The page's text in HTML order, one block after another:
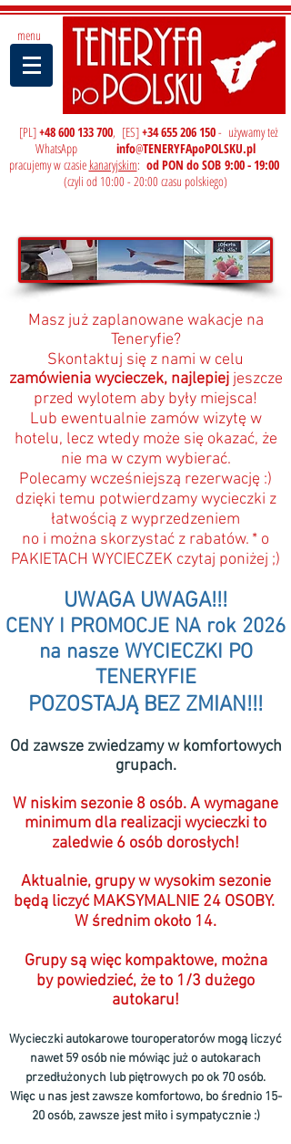
menu
[PL]+48600 133 700, [ES]+34 655 206 150- używamy też
WhatsApp info@TENERYFApoPOLSKU.pl
pracujemy w czasie kanaryjskim: od PON do SOB9:00 - 19:00
(czyli od 10:00 - 20:00 czasu polskiego)
Masz już zaplanowane wakacje na
Teneryfie?
Skontaktuj się z nami w celu
zamówienia wycieczek, najlepiej jeszcze
przed wylotem aby były miejsca!
Lub ewentualnie zamów wizytę w
hotelu, lecz wtedy może się okazać, że
nie ma w czym wybierać.
Polecamy wcześniejszą rezerwację :)
dzięki temu potwierdzamy wycieczki z
łatwością z wyprzedzeniem
no i można skorzystać z rabatów. * o
PAKIETACH WYCIECZEK czytaj poniżej ;)
UWAGA UWAGA!!!
CENY I PROMOCJE NA rok 2026
na nasze WYCIECZKI PO
TENERYFIE
POZOSTAJĄ BEZ ZMIAN!!!
Od zawsze zwiedzamy w komfortowych
grupach.
W niskim sezonie 8 osób. A wymagane
minimum dla realizacji wycieczki to
zaledwie 6 osób dorosłych!
Aktualnie, grupy w wysokim sezonie
będą liczyć MAKSYMALNIE 24 OSOBY.
W średnim około 14.
Grupy są więc kompaktowe, można
bypowiedzieć, że to 1/3 dużego
autokaru!
Wycieczki autokarowe touroperatorów mogą liczyć
nawet 59 osób nie mówiąc już o autokarach
przedłużonych lub piętrowych po ok 70 osób.
Więc u nas jest zawsze komfortowo, bo średnio 15-
20 osób, zawsze jest miło i sympatycznie :)